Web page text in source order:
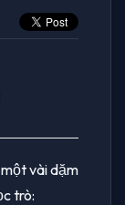
vài dặm
trò: